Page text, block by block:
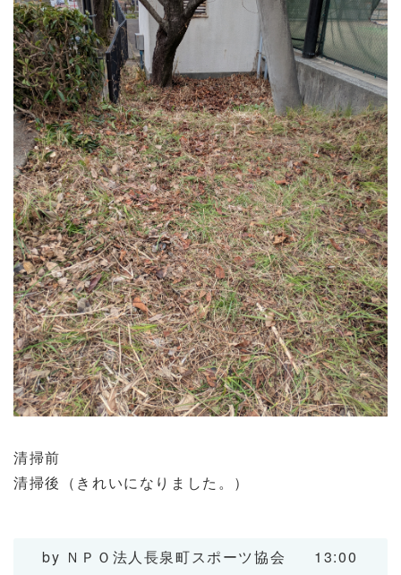
清掃前
清掃後（きれいになりました。）
by ＮＰＯ法人長泉町スポーツ協会 13:00